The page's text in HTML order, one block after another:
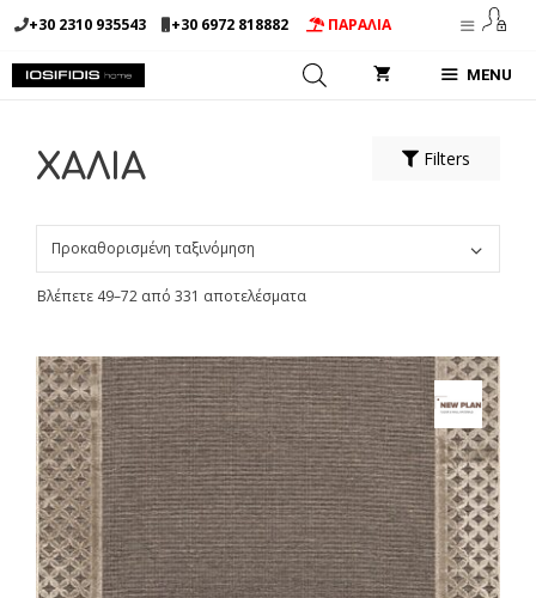
Μετάβαση
σε
περιεχόμενο
+30 2310 935543 +30 6972 818882 ΠΑΡΑΛΙΑ
MENU
Filters
ΧΑΛΙΑ
Βλέπετε 49–72 από 331 αποτελέσματα